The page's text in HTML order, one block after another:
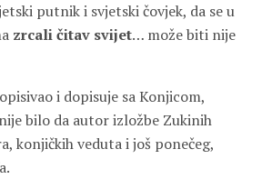
putnik i svjetski čovjek, da se u
zrcali čitav svijet… može biti nije
i dopisuje sa Konjicom,
bilo da autor izložbe Zukinih
konjičkih veduta i još ponečeg,